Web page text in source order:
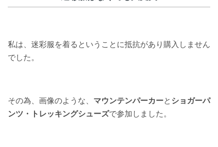
私は、迷彩服を着るということに抵抗があり購入しません
でした。
その為、画像のような、 マウンテンパーカーと ショガーパ
ンツ・トレッキングシューズで参加しました。